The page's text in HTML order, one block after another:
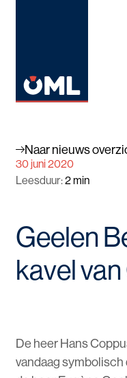
Naar nieuws
30 juni 2020
Leesduur:2min
Geelen
kavel
De heer Hans
vandaag symbolisch